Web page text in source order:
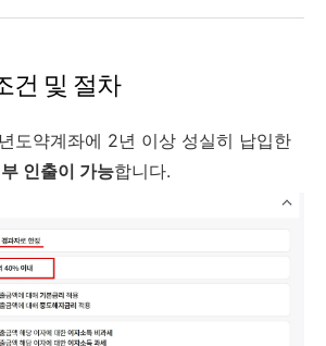
건 및 절차
도약계좌에 2년 이상 성실히 납입한
인출이 가능합니다.